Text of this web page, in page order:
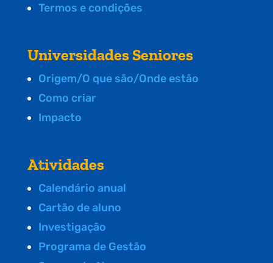
Termos e condições
Universidades Seniores
Origem/O que são/Onde estão
Como criar
Impacto
Atividades
Calendário anual
Cartão de aluno
Investigação
Programa de Gestão